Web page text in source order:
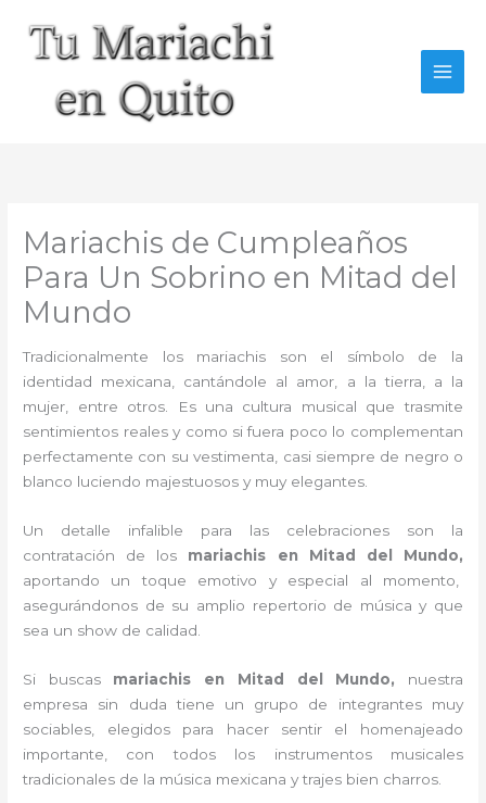
contenido
Mariachis de Cumpleaños
Para Un Sobrino en Mitad del
Mundo
Tradicionalmente los mariachis son el símbolo de la
identidad mexicana, cantándole al amor, a la tierra, a la
mujer, entre otros. Es una cultura musical que trasmite
sentimientos reales y como si fuera poco lo complementan
perfectamente con su vestimenta, casi siempre de negro o
blanco luciendo majestuosos y muy elegantes.
Un detalle infalible para las celebraciones son la
contratación de los mariachis en Mitad del Mundo,
aportando un toque emotivo y especial al momento,
asegurándonos de su amplio repertorio de música y que
sea un show de calidad.
Si buscas mariachis en Mitad del Mundo, nuestra
empresa
sin duda tiene un grupo de integrantes muy
sociables, elegidos para hacer sentir el homenajeado
importante, con todos los instrumentos musicales
tradicionales de la música mexicana y trajes bien charros.